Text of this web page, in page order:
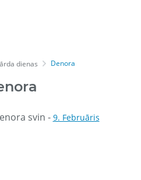
dienas Denora
svin - 9. Februāris